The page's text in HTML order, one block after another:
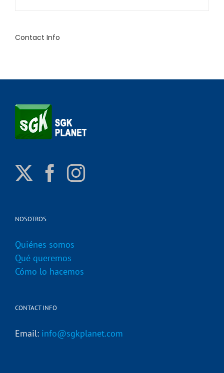
Contact Info
NOSOTROS
Quiénes somos
Qué queremos
Cómo lo hacemos
CONTACT INFO
Email: info@sgkplanet.com